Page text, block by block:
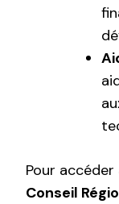
Pour
Conseil